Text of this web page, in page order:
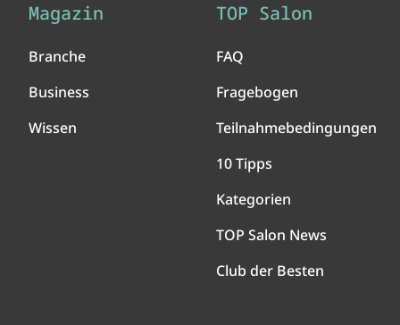
Magazin
Branche
Business
Wissen
TOP Salon
FAQ
Fragebogen
Teilnahmebedingungen
10 Tipps
Kategorien
TOP Salon News
Club der Besten